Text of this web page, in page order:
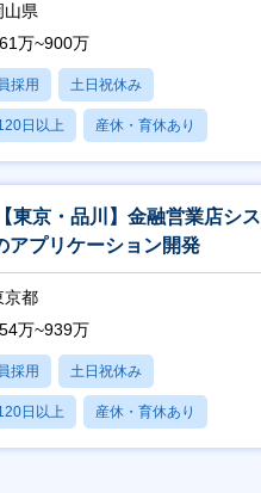
山県
万~900万
採用 土日祝休み
日以上 産休・育休あり
り
東京・品川】金融営業店シス
アプリケーション開発
京都
万~939万
採用 土日祝休み
日以上 産休・育休あり
り